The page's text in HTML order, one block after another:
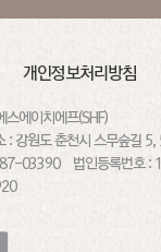
개인정보처리방침
스에이치에프(SHF)
강원도 춘천시 스무숲길 5,
87-03390 법인등록번호